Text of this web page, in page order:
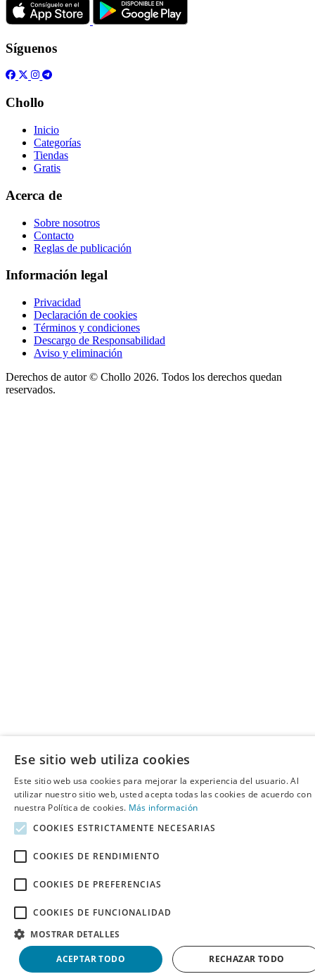
Síguenos
Chollo
Inicio
Categorías
Tiendas
Gratis
Acerca de
Sobre nosotros
Contacto
Reglas de publicación
Información legal
Privacidad
Declaración de cookies
Términos y condiciones
Descargo de Responsabilidad
Aviso y eliminación
Derechos de autor © Chollo 2026. Todos los derechos quedan
reservados.
Ese sitio web utiliza cookies
Este sitio web usa cookies para mejorar la experiencia del usuario. Al
utilizar nuestro sitio web, usted acepta todas las cookies de acuerdo con
nuestra Política de cookies. Más información
COOKIES ESTRICTAMENTE NECESARIAS
COOKIES DE RENDIMIENTO
COOKIES DE PREFERENCIAS
COOKIES DE FUNCIONALIDAD
MOSTRAR DETALLES
ACEPTAR TODO RECHAZAR TODO